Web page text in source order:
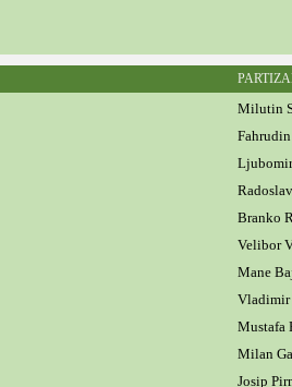
Milutin
Branko
Velibor
Mane
Vladimir
Mustafa
Milan
Josip